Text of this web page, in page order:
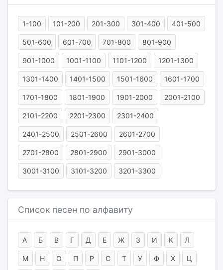
1-100 101-200 201-300 301-400 401-500
501-600 601-700 701-800 801-900
901-1000 1001-1100 1101-1200 1201-1300
1301-1400 1401-1500 1501-1600 1601-1700
1701-1800 1801-1900 1901-2000 2001-2100
2101-2200 2201-2300 2301-2400
2401-2500 2501-2600 2601-2700
2701-2800 2801-2900 2901-3000
3001-3100 3101-3200 3201-3300
Список песен по алфавиту
А Б В Г Д Е Ж З И К Л
М Н О П Р С Т У Ф Х Ц